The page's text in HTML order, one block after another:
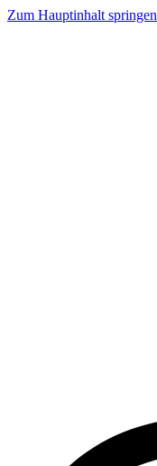
Zum Hauptinhalt springen